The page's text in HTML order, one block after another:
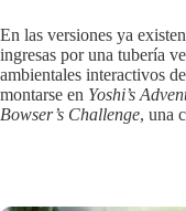
En las versiones ya
ingresas por una tubería
ambientales interactivos
montarse en Yoshi’s
Bowser’s Challenge, una